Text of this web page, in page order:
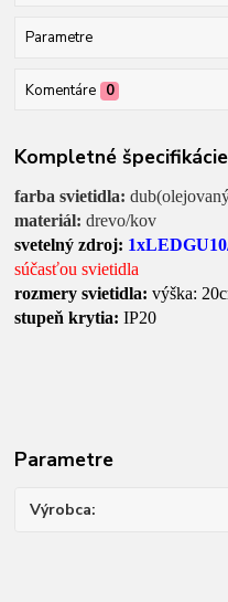
Parametre
Komentáre 0
Kompletné špecifikácie
farba svietidla:
materiál: drevo/kov
svetelný zdroj:
súčasťou svietidla
rozmery svietidla: výška:
stupeň krytia: IP20
Parametre
Výrobca